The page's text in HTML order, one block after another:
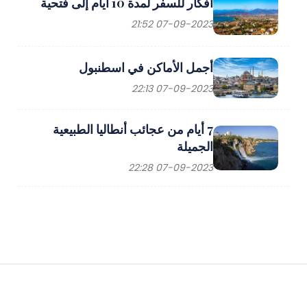
07-09-2023 21:52
أجمل الأماكن في اسطنبول
07-09-2023 22:13
7 أيام من عجائب أنطاليا الطبيعية
الجميلة
07-09-2023 22:28